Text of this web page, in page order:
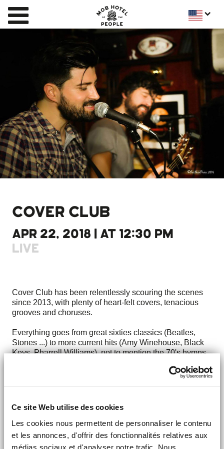
Ce site Web utilise des cookies
Les cookies nous permettent de personnaliser le contenu
et les annonces, d'offrir des fonctionnalités relatives aux
médias sociaux et d'analyser notre trafic. Nous
COVER CLUB
APR 22, 2018 | AT 12:30 PM
LIVE
Cover Club has been relentlessly scouring the scenes
since 2013, with plenty of heart-felt covers, tenacious
grooves and choruses.
Everything goes from great sixties classics (Beatles,
Stones ...) to more current hits (Amy Winehouse, Black
Keys, Pharrell Williams), not to mention the 70's hymns
(Depeche Mode, Soft Cell), generation 90 (Blur, Nirvana,
Cover Club is already more than 150 concerts on the
clock and so many successes. Join the club !
> Discover